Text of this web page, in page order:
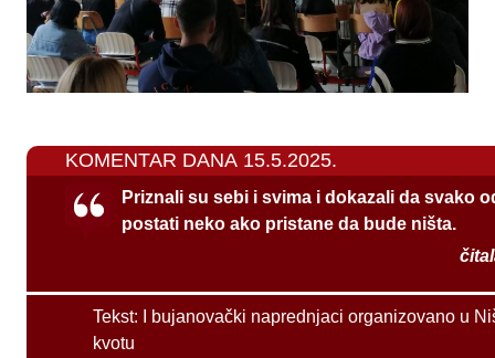
KOMENTAR DANA 15.5.2025.
Priznali su sebi i svima i dokazali da svako
postati neko ako pristane da bude ništa.
Tekst:
I bujanovački naprednjaci organizovano u
kvotu